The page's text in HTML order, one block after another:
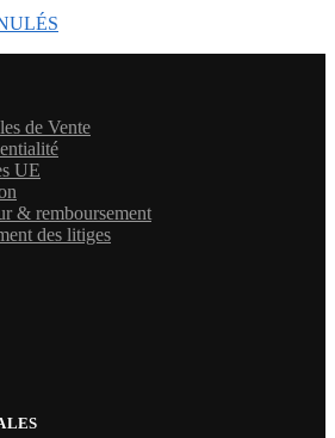
de Vente
UE
& remboursement
des litiges